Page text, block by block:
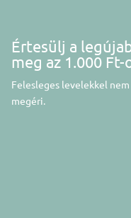
Értesülj a
meg az 1.000
Felesleges levelekkel
megéri.